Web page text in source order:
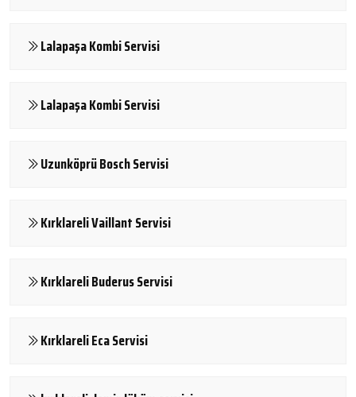
Lalapaşa Kombi Servisi
Lalapaşa Kombi Servisi
Uzunköprü Bosch Servisi
Kırklareli Vaillant Servisi
Kırklareli Buderus Servisi
Kırklareli Eca Servisi